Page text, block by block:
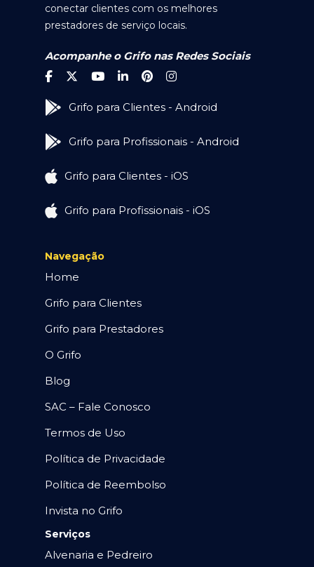
conectar clientes com os melhores
prestadores de serviço locais.
Acompanhe o Grifo nas Redes Sociais
Grifo para Clientes - Android
Grifo para Profissionais - Android
Grifo para Clientes - iOS
Grifo para Profissionais - iOS
Navegação
Home
Grifo para Clientes
Grifo para Prestadores
O Grifo
Blog
SAC – Fale Conosco
Termos de Uso
Política de Privacidade
Política de Reembolso
Invista no Grifo
Serviços
Alvenaria e Pedreiro